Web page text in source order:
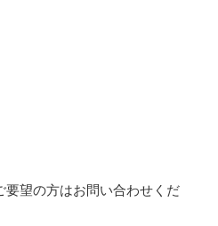
要望の方はお問い合わせくだ